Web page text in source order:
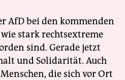
AfD bei den kommenden
stark rechtsextreme
sind. Gerade jetzt
und Solidarität. Auch
die sich vor Ort